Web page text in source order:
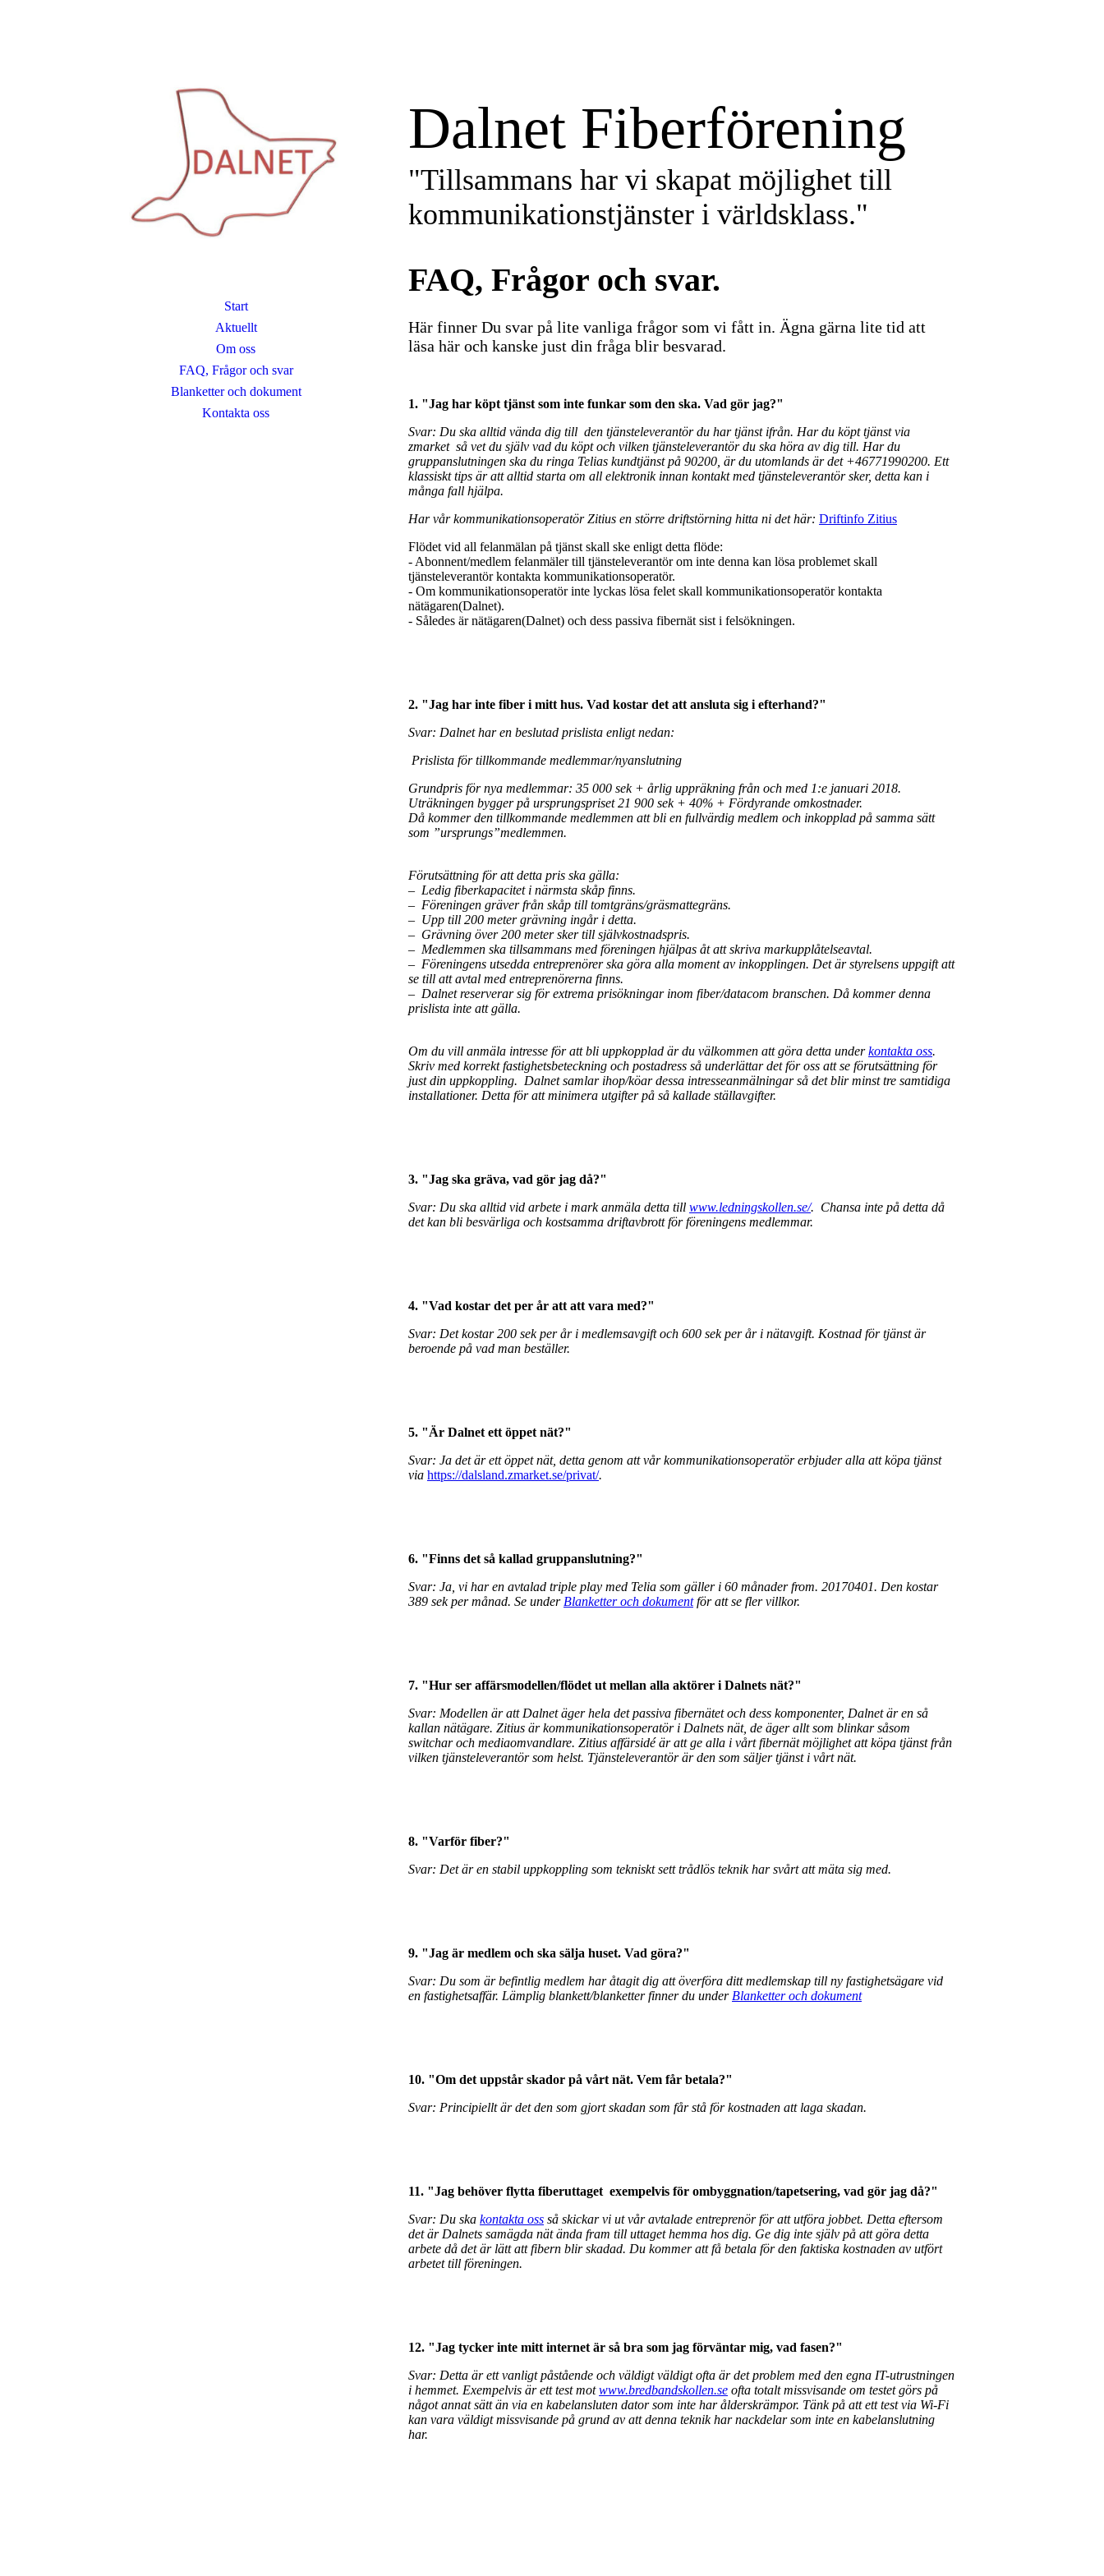
Start
Aktuellt
Om oss
FAQ, Frågor och svar
Blanketter och dokument
Kontakta oss
Dalnet Fiberförening
"Tillsammans har vi skapat möjlighet till
kommunikationstjänster i världsklass."
FAQ, Frågor och svar.
Här finner Du svar på lite vanliga frågor som vi fått in. Ägna gärna lite tid att
läsa här och kanske just din fråga blir besvarad.
1. "Jag har köpt tjänst som inte funkar som den ska. Vad gör jag?"
Svar: Du ska alltid vända dig till den tjänsteleverantör du har tjänst ifrån. Har du köpt tjänst via
zmarket så vet du själv vad du köpt och vilken tjänsteleverantör du ska höra av dig till. Har du
gruppanslutningen ska du ringa Telias kundtjänst på 90200, är du utomlands är det +46771990200. Ett
klassiskt tips är att alltid starta om all elektronik innan kontakt med tjänsteleverantör sker, detta kan i
många fall hjälpa.
Har vår kommunikationsoperatör Zitius en större driftstörning hitta ni det här: Driftinfo Zitius
Flödet vid all felanmälan på tjänst skall ske enligt detta flöde:
- Abonnent/medlem felanmäler till tjänsteleverantör om inte denna kan lösa problemet skall
tjänsteleverantör kontakta kommunikationsoperatör.
- Om kommunikationsoperatör inte lyckas lösa felet skall kommunikationsoperatör kontakta
nätägaren(Dalnet).
- Således är nätägaren(Dalnet) och dess passiva fibernät sist i felsökningen.
2. "Jag har inte fiber i mitt hus. Vad kostar det att ansluta sig i efterhand?"
Svar: Dalnet har en beslutad prislista enligt nedan:
Prislista för tillkommande medlemmar/nyanslutning
Grundpris för nya medlemmar: 35 000 sek + årlig uppräkning från och med 1:e januari 2018.
Uträkningen bygger på ursprungspriset 21 900 sek + 40% + Fördyrande omkostnader.
Då kommer den tillkommande medlemmen att bli en fullvärdig medlem och inkopplad på samma sätt
som ”ursprungs”medlemmen.
Förutsättning för att detta pris ska gälla:
– Ledig fiberkapacitet i närmsta skåp finns.
– Föreningen gräver från skåp till tomtgräns/gräsmattegräns.
– Upp till 200 meter grävning ingår i detta.
– Grävning över 200 meter sker till självkostnadspris.
– Medlemmen ska tillsammans med föreningen hjälpas åt att skriva markupplåtelseavtal.
– Föreningens utsedda entreprenörer ska göra alla moment av inkopplingen. Det är styrelsens uppgift att
se till att avtal med entreprenörerna finns.
– Dalnet reserverar sig för extrema prisökningar inom fiber/datacom branschen. Då kommer denna
prislista inte att gälla.
Om du vill anmäla intresse för att bli uppkopplad är du välkommen att göra detta underkontakta oss.
Skriv med korrekt fastighetsbeteckning och postadress så underlättar det för oss att se förutsättning för
just din uppkoppling. Dalnet samlar ihop/köar dessa intresseanmälningar så det blir minst tre samtidiga
installationer. Detta för att minimera utgifter på så kallade ställavgifter.
3. "Jag ska gräva, vad gör jag då?"
Svar: Du ska alltid vid arbete i mark anmäla detta till www.ledningskollen.se/. Chansa inte på detta då
det kan bli besvärliga och kostsamma driftavbrott för föreningens medlemmar.
4. "Vad kostar det per år att att vara med?"
Svar: Det kostar 200 sek per år i medlemsavgift och 600 sek per år i nätavgift. Kostnad för tjänst är
beroende på vad man beställer.
5. "Är Dalnet ett öppet nät?"
Svar: Ja det är ett öppet nät, detta genom att vår kommunikationsoperatör erbjuder alla att köpa tjänst
via https://dalsland.zmarket.se/privat/.
6. "Finns det så kallad gruppanslutning?"
Svar: Ja, vi har en avtalad triple play med Telia som gäller i 60 månader from. 20170401. Den kostar
389 sek per månad. Se under Blanketter och dokumentför att se fler villkor.
7. "Hur ser affärsmodellen/flödet ut mellan alla aktörer i Dalnets nät?"
Svar: Modellen är att Dalnet äger hela det passiva fibernätet och dess komponenter, Dalnet är en så
kallan nätägare. Zitius är kommunikationsoperatör i Dalnets nät, de äger allt som blinkar såsom
switchar och mediaomvandlare. Zitius affärsidé är att ge alla i vårt fibernät möjlighet att köpa tjänst från
vilken tjänsteleverantör som helst. Tjänsteleverantör är den som säljer tjänst i vårt nät.
8. "Varför fiber?"
Svar: Det är en stabil uppkoppling som tekniskt sett trådlös teknik har svårt att mäta sig med.
9. "Jag är medlem och ska sälja huset. Vad göra?"
Svar: Du som är befintlig medlem har åtagit dig att överföra ditt medlemskap till ny fastighetsägare vid
en fastighetsaffär. Lämplig blankett/blanketter finner du under Blanketter och dokument
10. "Om det uppstår skador på vårt nät. Vem får betala?"
Svar: Principiellt är det den som gjort skadan som får stå för kostnaden att laga skadan.
11. "Jag behöver flytta fiberuttaget exempelvis för ombyggnation/tapetsering, vad gör jag då?"
Svar: Du ska kontakta oss så skickar vi ut vår avtalade entreprenör för att utföra jobbet. Detta eftersom
det är Dalnets samägda nät ända fram till uttaget hemma hos dig. Ge dig inte själv på att göra detta
arbete då det är lätt att fibern blir skadad. Du kommer att få betala för den faktiska kostnaden av utfört
arbetet till föreningen.
12. "Jag tycker inte mitt internet är så bra som jag förväntar mig, vad fasen?"
Svar: Detta är ett vanligt påstående och väldigt väldigt ofta är det problem med den egna IT-utrustningen
i hemmet. Exempelvis är ett test motwww.bredbandskollen.se ofta totalt missvisande om testet görs på
något annat sätt än via en kabelansluten dator som inte har ålderskrämpor. Tänk på att ett test via Wi-Fi
kan vara väldigt missvisande på grund av att denna teknik har nackdelar som inte en kabelanslutning
har.